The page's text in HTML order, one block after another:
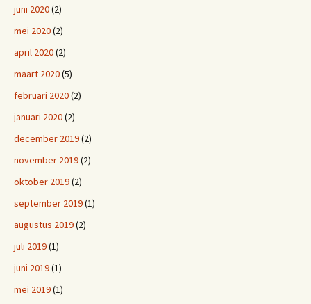
juni 2020(2)
mei 2020(2)
april 2020(2)
maart 2020(5)
februari 2020(2)
januari 2020(2)
december 2019(2)
november 2019(2)
oktober 2019(2)
september 2019(1)
augustus 2019(2)
juli 2019(1)
juni 2019(1)
mei 2019(1)